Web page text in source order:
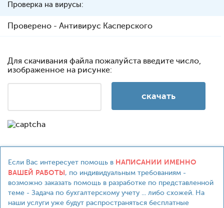
Проверка на вирусы:
Проверено - Антивирус Касперского
Для скачивания файла пожалуйста введите число,
изображенное на рисунке:
Если Вас интересует помощь в НАПИСАНИИ ИМЕННО
ВАШЕЙ РАБОТЫ, по индивидуальным требованиям -
возможно заказать помощь в разработке по представленной
теме - Задача по бухгалтерскому учету ... либо схожей. На
наши услуги уже будут распространяться бесплатные